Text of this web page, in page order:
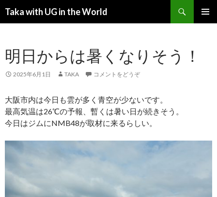
Taka with UG in the World
明日からは暑くなりそう！
2025年6月1日 TAKA コメントをどうぞ
大阪市内は今日も雲が多く青空が少ないです。
最高気温は26℃の予報、暫くは暑い日が続きそう。
今日はジムにNMB48が取材に来るらしい。